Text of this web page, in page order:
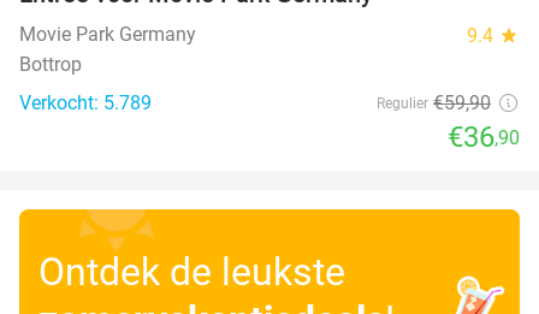
Movie Park Germany 9.4 star
Bottrop
Verkocht: 5.789
Regulier €59,90
€36,90
Ontdek de leukste